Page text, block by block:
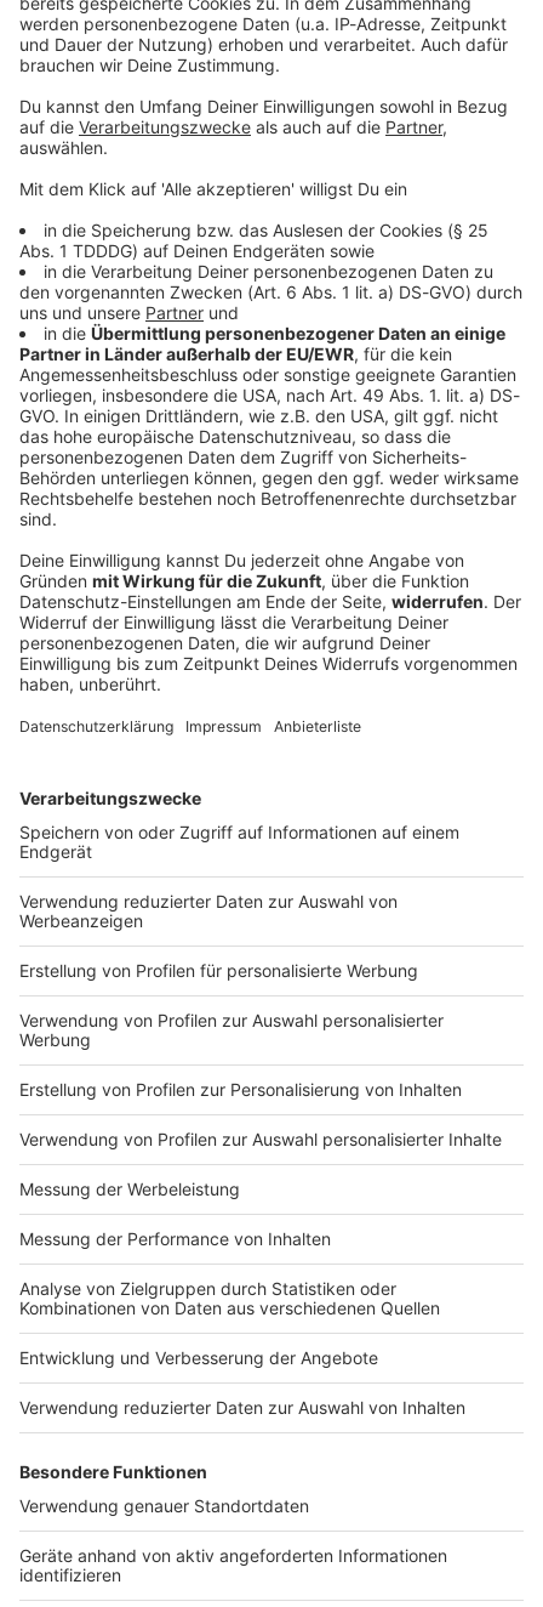
Sprachnachricht
© dpa-infocom, dpa:260128-930-610948/2
Bayern
Verfassungsschutz beobachtet AfD-
Abgeordneten Nolte
Auf die AfD hat der Verfassungsschutz ein Auge.
Inzwischen steht in Bayern der dritte
DEINE GEMERKTEN ARTIKEL
Du hast dir noch keine Artikel gemerkt
Markiere sie hierfür mit einem
Impressum
Nutzungsbedingungen
Jobs
Presse
Werben
Archiv
ANTENNE BAYERN GROUP
Stiftung ANTENNE BAYERN
hilft
Kontakt
Studio-Hotline
Verkehrs-Hotline
Newsletter